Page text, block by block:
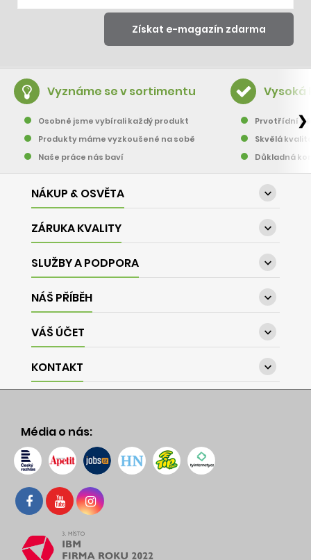
Vyznáme se v sortimentu
Osobně jsme vybírali každý produkt
Produkty máme vyzkoušené na sobě
Naše práce nás baví
Vysoká
Prvotřídní
Skvělá
Důkladná
❯
NÁKUP & OSVĚTA 
ZÁRUKA KVALITY 
SLUŽBY A PODPORA 
NÁŠ PŘÍBĚH 
VÁŠ ÚČET 
KONTAKT 
Média o nás: